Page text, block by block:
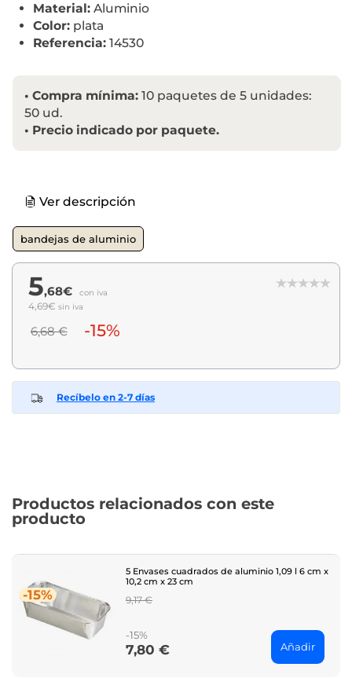
Material: Aluminio
Color: plata
Referencia: 14530
• Compra mínima: 10 paquetes de 5 unidades:
50 ud.
• Precio indicado por paquete.
Ver descripción
bandejas de aluminio
5,68€ con iva
4,69€ sin iva
6,68 € -15%
Recíbelo en 2-7 días
Productos relacionados con este
producto
-15%
5 Envases cuadrados de aluminio 1,09 l 6 cm x
10,2 cm x 23 cm
Regular
9,17 €
-15%
Price
7,80 € Añadir